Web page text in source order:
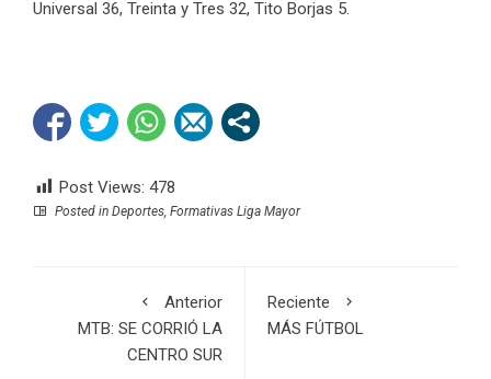
Universal 36, Treinta y Tres 32, Tito Borjas 5.
Post Views: 478
Posted in Deportes, Formativas Liga Mayor
Anterior
MTB: SE CORRIÓ LA
CENTRO SUR
Reciente
MÁS FÚTBOL